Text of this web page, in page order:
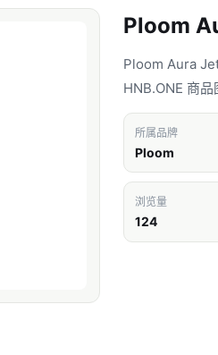
Ploom
Ploom Aura
HNB.ONE 商品
所属品牌
Ploom
浏览量
124